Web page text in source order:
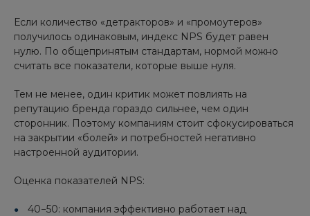
Если количество «детракторов» и «промоутеров»
получилось одинаковым, индекс NPS будет равен
нулю. По общепринятым стандартам, нормой можно
считать все показатели, которые выше нуля.
Тем не менее, один критик может повлиять на
репутацию бренда гораздо сильнее, чем один
сторонник. Поэтому компаниям стоит сфокусироваться
на закрытии «болей» и потребностей негативно
настроенной аудитории.
Оценка показателей NPS:
40−50: компания эффективно работает над